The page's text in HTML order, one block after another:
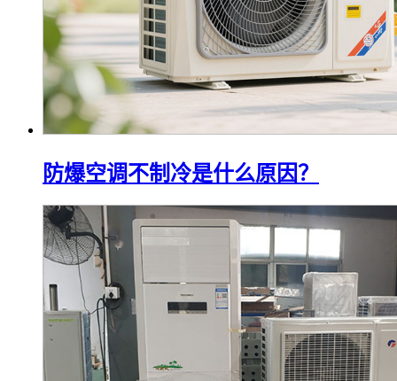
防爆空调不制冷是什么原因？